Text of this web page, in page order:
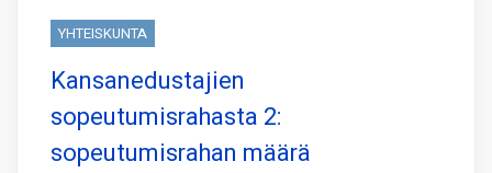
YHTEISKUNTA
Kansanedustajien
sopeutumisrahasta 2:
sopeutumisrahan määrä